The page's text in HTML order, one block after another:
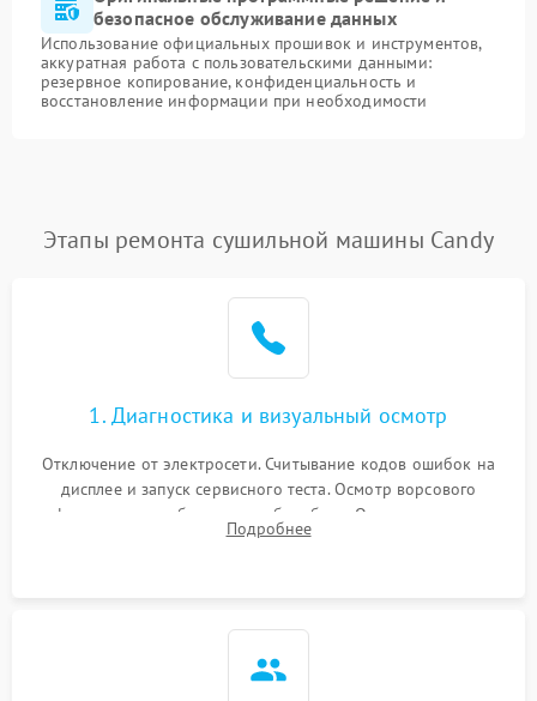
безопасное обслуживание данных
Использование официальных прошивок и инструментов,
аккуратная работа с пользовательскими данными:
резервное копирование, конфиденциальность и
восстановление информации при необходимости
Этапы ремонта сушильной машины Candy
1. Диагностика и визуальный осмотр
Отключение от электросети. Считывание кодов ошибок на
дисплее и запуск сервисного теста. Осмотр ворсового
фильтра, теплообменника и барабана. Опрос клиента о
неисправностях (не сушит, не крутит барабан, сильно шумит
Подробнее